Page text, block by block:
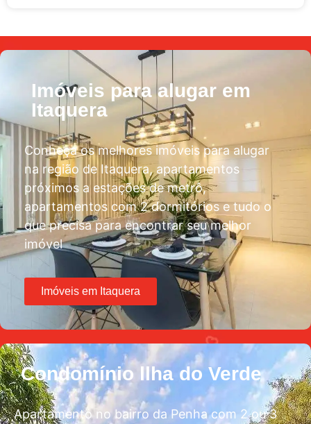
Imóveis para alugar em
Itaquera
Conheça os melhores imóveis para alugar
na região de Itaquera, apartamentos
próximos a estações de metrô,
apartamentos com 2 dormitórios e tudo o
que precisa para encontrar seu melhor
imóvel
Imóveis em Itaquera
Condomínio llha do Verde
Apartamento no bairro da Penha com 2 ou 3